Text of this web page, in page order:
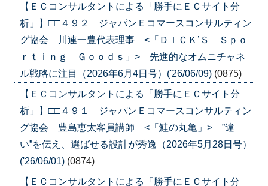
【ＥＣコンサルタントによる「勝手にＥＣサイト分
析」】□□４９２ ジャパンＥコマースコンサルティン
グ協会 川連一豊代表理事 <「ＤＩＣＫ’Ｓ Ｓｐｏ
ｒｔｉｎｇ Ｇｏｏｄｓ」> 先進的なオムニチャネ
ル戦略に注目（2026年6月4日号）('26/06/09) (0875)
【ＥＣコンサルタントによる「勝手にＥＣサイト分
析」】□□４９１ ジャパンＥコマースコンサルティン
グ協会 豊島恵太客員講師 <「鮭の丸亀」> ”違
い”を伝え、選ばせる設計が秀逸（2026年5月28日号）
('26/06/01) (0874)
【ＥＣコンサルタントによる「勝手にＥＣサイト分